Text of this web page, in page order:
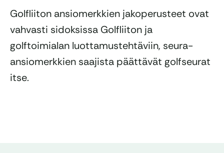
Golfliiton ansiomerkkien jakoperusteet ovat
vahvasti sidoksissa Golfliiton ja
golftoimialan luottamustehtäviin, seura-
ansiomerkkien saajista päättävät golfseurat
itse.